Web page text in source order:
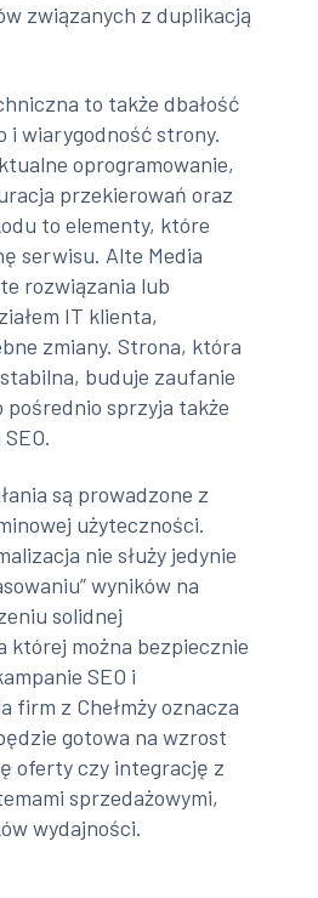
związanych z duplikacją
to także dbałość
i wiarygodność strony.
oprogramowanie,
przekierowań oraz
to elementy, które
serwisu. Alte Media
rozwiązania lub
IT klienta,
zmiany. Strona, która
buduje zaufanie
pośrednio sprzyja także
są prowadzone z
użyteczności.
nie służy jedynie
wyników na
solidnej
można bezpiecznie
SEO i
firm z Chełmży oznacza
gotowa na wzrost
oferty czy integrację z
sprzedażowymi,
wydajności.